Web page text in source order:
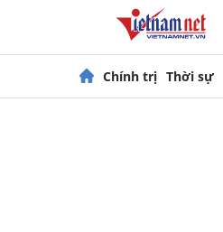
Chính trị Thời sự